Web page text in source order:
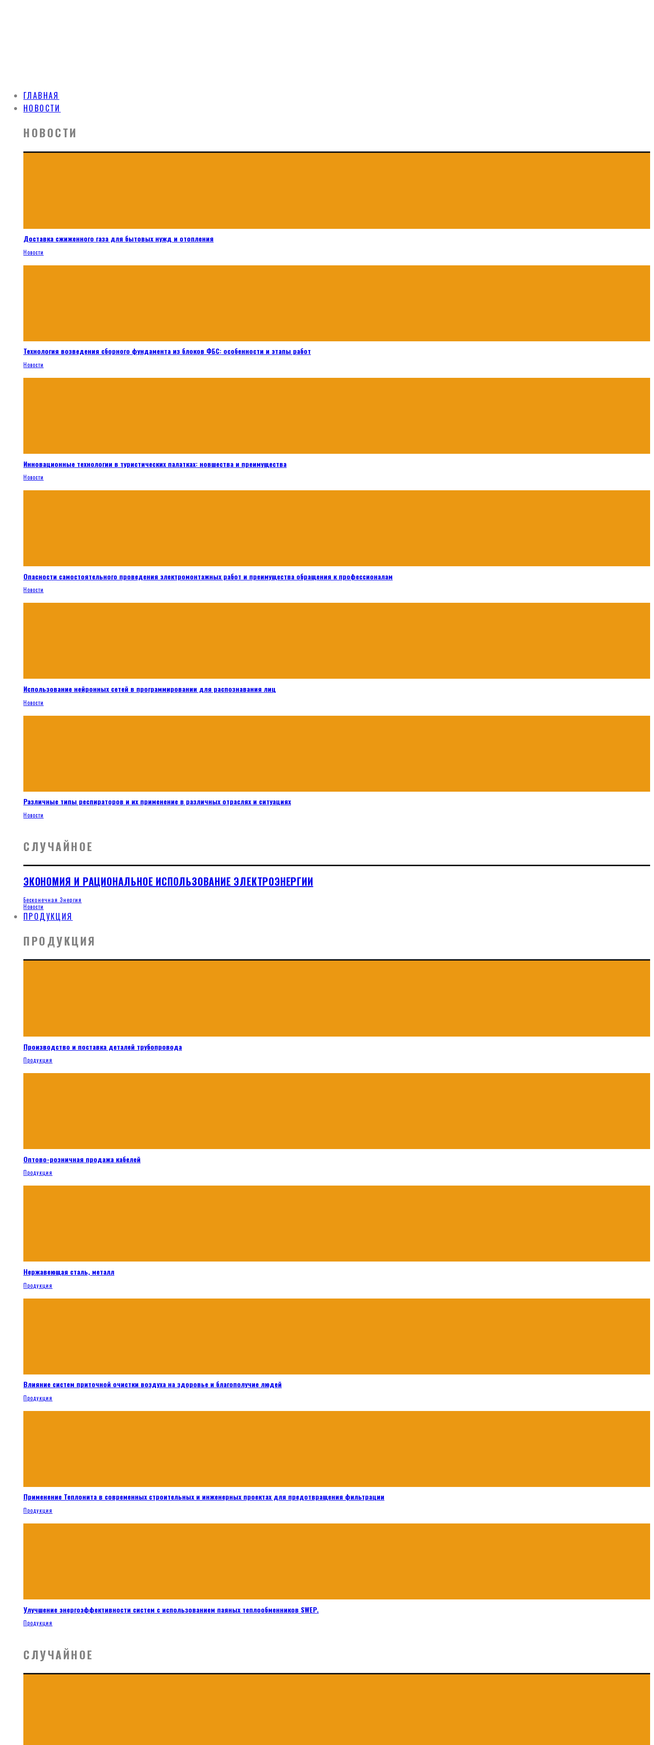
ГЛАВНАЯ
НОВОСТИ
НОВОСТИ
Доставка сжиженного газа для бытовых нужд и отопления
Новости
Технология возведения сборного фундамента из блоков ФБС: особенности и этапы работ
Новости
Инновационные технологии в туристических палатках: новшества и преимущества
Новости
Опасности самостоятельного проведения электромонтажных работ и преимущества обращения к профессионалам
Новости
Использование нейронных сетей в программировании для распознавания лиц
Новости
Различные типы респираторов и их применение в различных отраслях и ситуациях
Новости
СЛУЧАЙНОЕ
ЭКОНОМИЯ И РАЦИОНАЛЬНОЕ ИСПОЛЬЗОВАНИЕ ЭЛЕКТРОЭНЕРГИИ
Бесконечная Энергия
Новости
ПРОДУКЦИЯ
ПРОДУКЦИЯ
Производство и поставка деталей трубопровода
Продукция
Оптово-розничная продажа кабелей
Продукция
Нержавеющая сталь, металл
Продукция
Влияние систем приточной очистки воздуха на здоровье и благополучие людей
Продукция
Применение Теплонита в современных строительных и инженерных проектах для предотвращения фильтрации
Продукция
Улучшение энергоэффективности систем с использованием паяных теплообменников SWEP.
Продукция
СЛУЧАЙНОЕ